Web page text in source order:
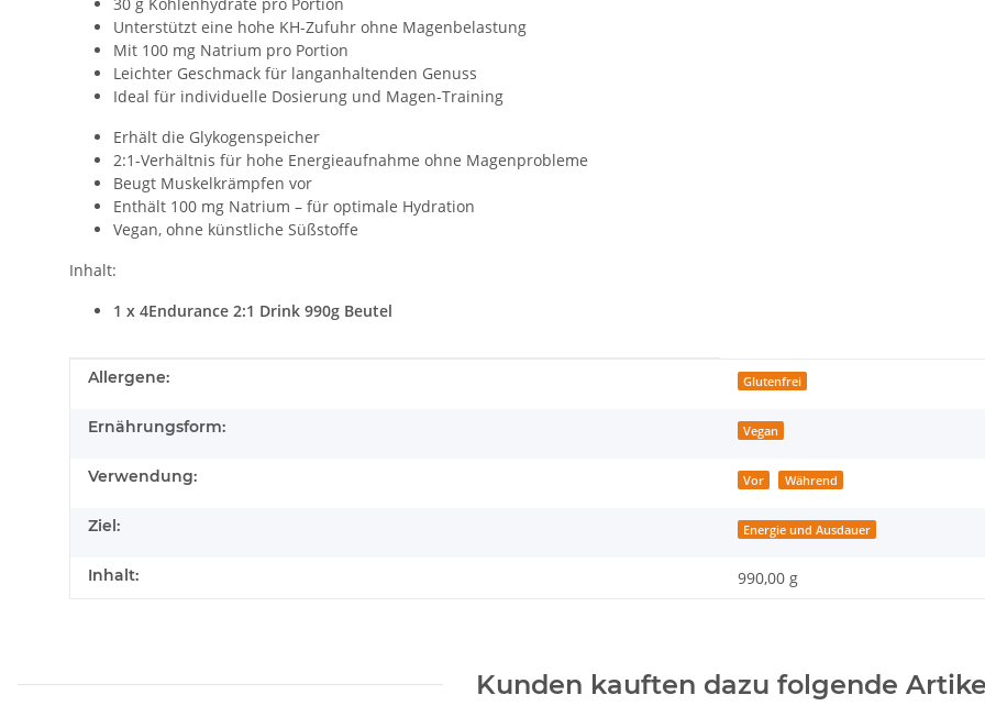
Unterstützt eine hohe KH-Zufuhr ohne Magenbelastung
Mit 100 mg Natrium pro Portion
Leichter Geschmack für langanhaltenden Genuss
Ideal für individuelle Dosierung und Magen-Training
Erhält die Glykogenspeicher
2:1-Verhältnis für hohe Energieaufnahme ohne Magenprobleme
Beugt Muskelkrämpfen vor
Enthält 100 mg Natrium – für optimale Hydration
Vegan, ohne künstliche Süßstoffe
Inhalt:
1 x 4Endurance 2:1 Drink 990g Beutel
Produkteigenschaft
Wert
Allergene: Glutenfrei
Ernährungsform: Vegan
Verwendung: Vor Während
Ziel: Energie und Ausdauer
Inhalt: 990,00 g
Kunden kauften dazu folgende